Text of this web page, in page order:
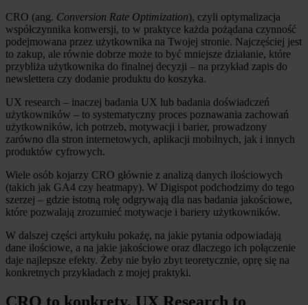
CRO (ang. Conversion Rate Optimization), czyli optymalizacja
współczynnika konwersji, to w praktyce każda pożądana czynność
podejmowana przez użytkownika na Twojej stronie. Najczęściej jest
to zakup, ale równie dobrze może to być mniejsze działanie, które
przybliża użytkownika do finalnej decyzji – na przykład zapis do
newslettera czy dodanie produktu do koszyka.
UX research – inaczej badania UX lub badania doświadczeń
użytkowników – to systematyczny proces poznawania zachowań
użytkowników, ich potrzeb, motywacji i barier, prowadzony
zarówno dla stron internetowych, aplikacji mobilnych, jak i innych
produktów cyfrowych.
Wiele osób kojarzy CRO głównie z analizą danych ilościowych
(takich jak GA4 czy heatmapy). W Digispot podchodzimy do tego
szerzej – gdzie istotną rolę odgrywają dla nas badania jakościowe,
które pozwalają zrozumieć motywacje i bariery użytkowników.
W dalszej części artykułu pokażę, na jakie pytania odpowiadają
dane ilościowe, a na jakie jakościowe oraz dlaczego ich połączenie
daje najlepsze efekty. Żeby nie było zbyt teoretycznie, oprę się na
konkretnych przykładach z mojej praktyki.
CRO to konkrety, UX Research to